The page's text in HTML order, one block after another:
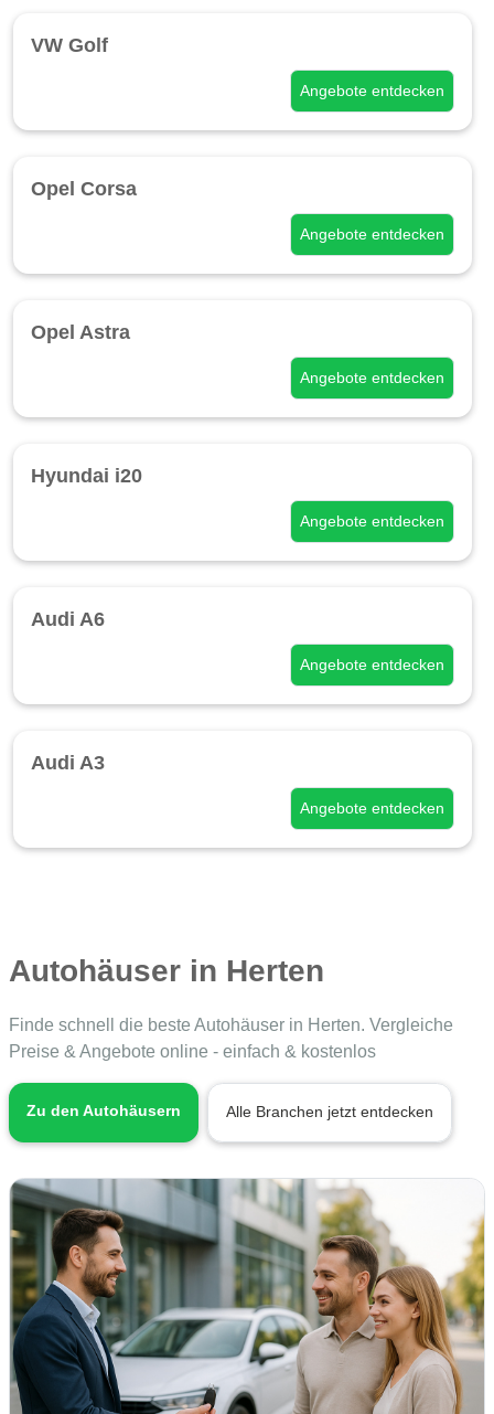
VW Golf
Angebote entdecken
Opel Corsa
Angebote entdecken
Opel Astra
Angebote entdecken
Hyundai i20
Angebote entdecken
Audi A6
Angebote entdecken
Audi A3
Angebote entdecken
Autohäuser in Herten
Finde schnell die beste Autohäuser in Herten. Vergleiche
Preise & Angebote online - einfach & kostenlos
Zu den Autohäusern Alle Branchen jetzt entdecken